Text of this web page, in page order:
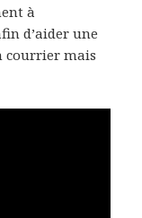
à
d’aider une
courrier mais